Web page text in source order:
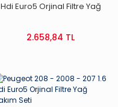
Hdi Euro5 Orjinal Filtre Yağ
2.658,84 TL